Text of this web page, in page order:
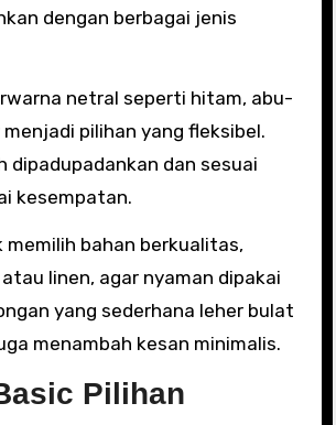
dengan berbagai jenis
netral seperti hitam, abu-
menjadi pilihan yang fleksibel.
dipadupadankan dan sesuai
kesempatan.
memilih bahan berkualitas,
linen, agar nyaman dipakai
yang sederhana leher bulat
menambah kesan minimalis.
Pilihan